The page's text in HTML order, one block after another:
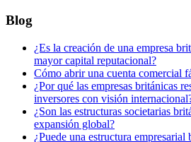
Blog
¿Es la creación de una empresa
mayor capital reputacional?
Cómo abrir una cuenta comercial
¿Por qué las empresas británicas
inversores con visión
¿Son las estructuras societarias
expansión global?
¿Puede una estructura